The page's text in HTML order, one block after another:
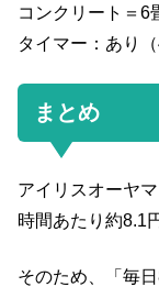
コンクリート＝6
タイマー：あり（
まとめ
アイリスオーヤ
時間あたり約8.1
そのため、「毎